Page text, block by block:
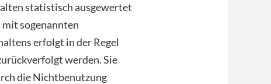
statistisch ausgewertet
sogenannten
erfolgt in der Regel
werden. Sie
die Nichtbenutzung